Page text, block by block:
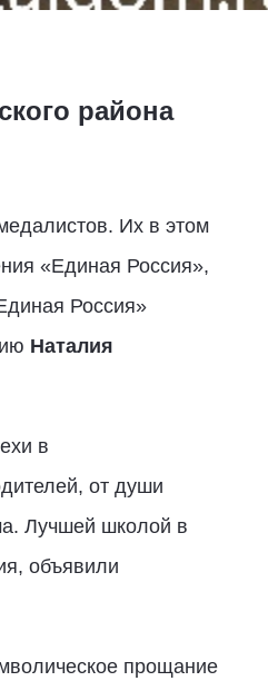
района
Их в этом
«Единая Россия»,
Россия»
Наталия
в
от души
Лучшей школой в
объявили
прощание